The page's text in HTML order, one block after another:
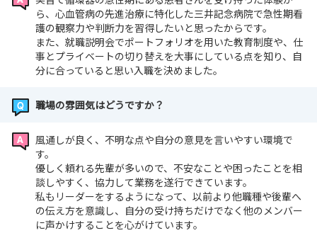
ら、心血管病の先進治療に特化した三井記念病院で急性期看
護の観察力や判断力を習得したいと思ったからです。
また、就職説明会でポートフォリオを用いた教育制度や、仕
事とプライベートの切り替えを大事にしている点を知り、自
分に合っていると思い入職を決めました。
職場の雰囲気はどうですか？
風通しが良く、不明な点や自分の意見を言いやすい環境で
す。
優しく頼れる先輩が多いので、不安なことや困ったことを相
談しやすく、協力して業務を遂行できています。
私もリーダーをするようになって、以前より他職種や後輩へ
の伝え方を意識し、自分の受け持ちだけでなく他のメンバー
に声かけすることを心がけています。